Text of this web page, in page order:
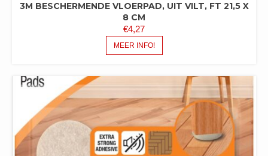
3M BESCHERMENDE VLOERPAD, UIT VILT, FT 21,5 X
8 CM
€4,27
MEER INFO!